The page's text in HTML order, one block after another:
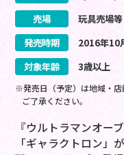
売場
玩具売場等
発売時期
2016年10
対象年齢
3歳以上
※発売日（予定）は地域・店
ご了承ください。
『ウルトラマンオー
「ギャラクトロン」